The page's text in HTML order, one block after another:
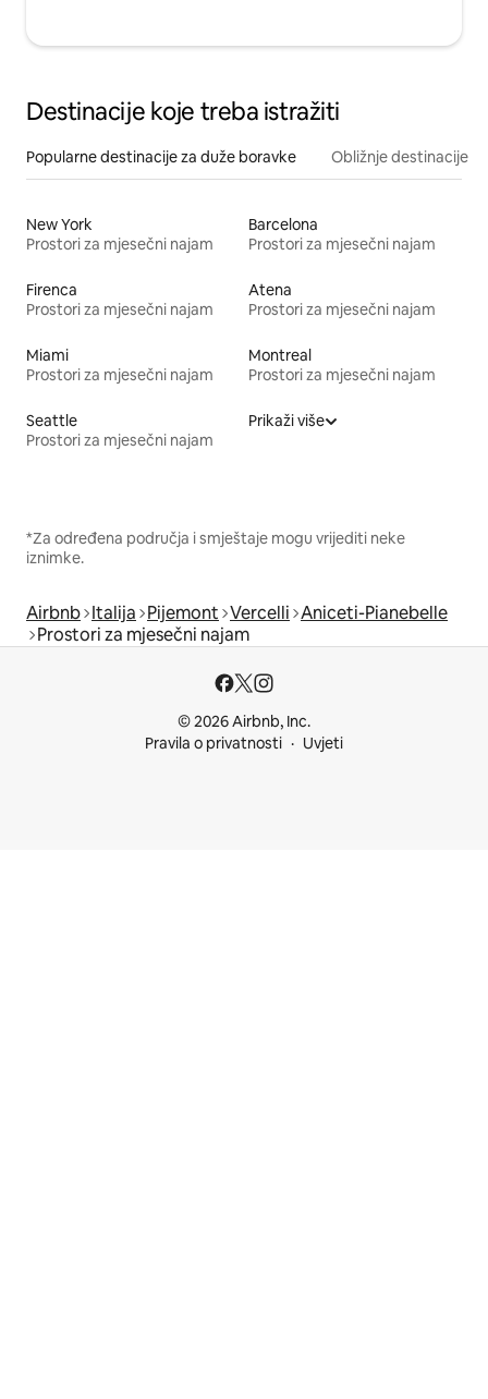
Destinacije koje treba istražiti
Popularne destinacije za duže boravke Obližnje destinacije
New York
Prostori za mjesečni najam
Barcelona
Prostori za mjesečni najam
Firenca
Prostori za mjesečni najam
Atena
Prostori za mjesečni najam
Miami
Prostori za mjesečni najam
Montreal
Prostori za mjesečni najam
Seattle
Prostori za mjesečni najam
Prikaži više
*Za određena područja i smještaje mogu vrijediti neke
iznimke.
Airbnb Italija Pijemont Vercelli Aniceti-Pianebelle
Prostori za mjesečni najam
© 2026 Airbnb, Inc.
Pravila o privatnosti
Uvjeti